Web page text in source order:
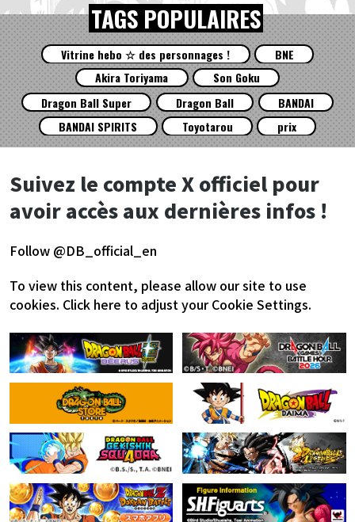
TAGS POPULAIRES
Vitrine hebo ☆ des personnages !
BNE
Akira Toriyama
Son Goku
Dragon Ball Super
Dragon Ball
BANDAI
BANDAI SPIRITS
Toyotarou prix
Suivez le compte X officiel pour
avoir accès aux dernières infos !
Follow @DB_official_en
To view this content, please allow our site to use
cookies. Click here to adjust your Cookie Settings.